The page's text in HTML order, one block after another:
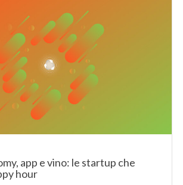
app e vino: le startup che
hour